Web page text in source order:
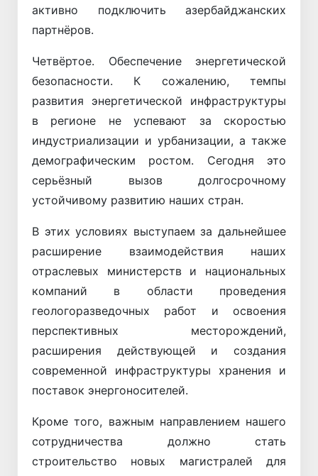
активно подключить азербайджанских
партнёров.
Четвёртое. Обеспечение энергетической
безопасности. К сожалению, темпы
развития энергетической инфраструктуры
в регионе не успевают за скоростью
индустриализации и урбанизации, а также
демографическим ростом. Сегодня это
серьёзный вызов долгосрочному
устойчивому развитию наших стран.
В этих условиях выступаем за дальнейшее
расширение взаимодействия наших
отраслевых министерств и национальных
компаний в области проведения
геологоразведочных работ и освоения
перспективных месторождений,
расширения действующей и создания
современной инфраструктуры хранения и
поставок энергоносителей.
Кроме того, важным направлением нашего
сотрудничества должно стать
строительство новых магистралей для